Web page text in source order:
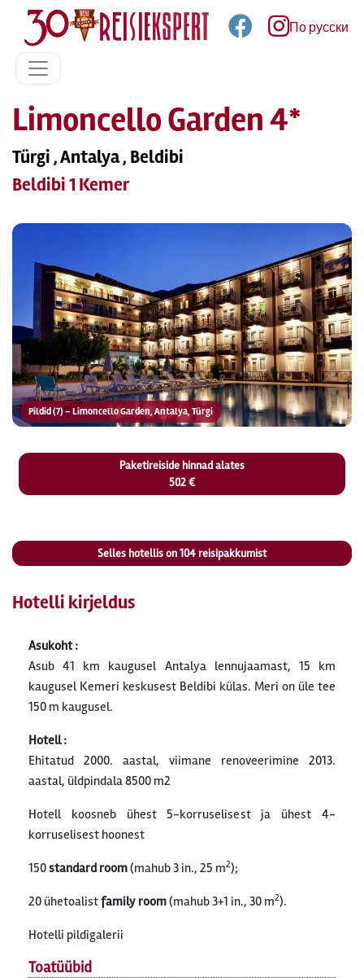
По русски
Limoncello Garden 4*
Türgi , Antalya , Beldibi
Beldibi 1 Kemer
Pildid (7) – Limoncello Garden, Antalya, Türgi
Paketireiside hinnad alates
502 €
Selles hotellis on104 reisipakkumist
Hotelli kirjeldus
Asukoht :
Asub 41 km kaugusel Antalya lennujaamast, 15 km
kaugusel Kemeri keskusest Beldibi külas. Meri on üle tee
150 m kaugusel.
Hotell :
Ehitatud 2000. aastal, viimane renoveerimine 2013.
aastal, üldpindala 8500 m2
Hotell koosneb ühest 5-korruselisest ja ühest 4-
korruselisest hoonest
150standard room(mahub 3 in., 25 m2);
20 ühetoalistfamily room(mahub 3+1 in., 30 m2).
Hotelli pildigalerii
Toatüübid